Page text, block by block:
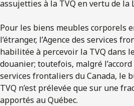
assujetties à la TVQ en vertu de la
Pour les biens meubles corporels
l’étranger, l’Agence des services
habilitée à percevoir la TVQ dans
douanier; toutefois, malgré l’accord
services frontaliers du Canada, le
TVQ n’est prélevée que sur une
apportés au Québec.